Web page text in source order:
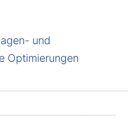
und
Optimierungen